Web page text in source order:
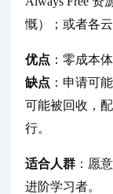
慨）；或者各
优点 ：零成本
缺点 ：申请可
可能被回收，
行。
适合人群 ：愿
进阶学习者。